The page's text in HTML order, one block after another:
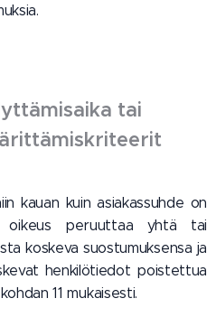
tai
kauan kuin asiakassuhde on
oikeus peruuttaa yhtä tai
koskeva suostumuksensa ja
henkilötiedot poistettua
11 mukaisesti.